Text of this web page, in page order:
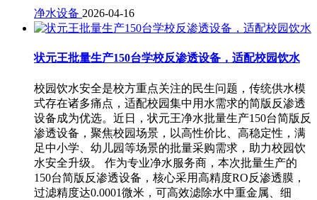
净水设备 2026-04-16
状元王批量生产150台学校反渗透设备，适配校园饮水
校园饮水安全是校方重点关注的民生问题，传统供水模
式存在诸多痛点，适配校园集中用水需求的简版反渗透
设备成为优选。近日，状元王净水批量生产150台简版反
渗透设备，聚焦校园场景，以高性价比、高稳定性，满
足中小学、幼儿园等场景的批量采购需求，助力校园饮
水安全升级。 作为专业净水服务商，本次批量生产的
150台简版反渗透设备，核心采用高精度RO反渗透膜，
过滤精度达0.0001微米，可高效滤除水中重金属、细